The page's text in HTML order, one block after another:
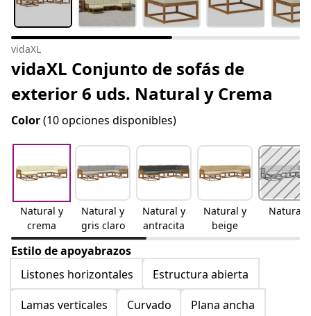
vidaXL
vidaXL Conjunto de sofás de
exterior 6 uds. Natural y Crema
Color(10 opciones disponibles)
Natural y
crema
Natural y
gris claro
Natural y
antracita
Natural y
beige
Natural
Estilo de apoyabrazos
Listones horizontales
Estructura abierta
Lamas verticales
Curvado
Plana ancha